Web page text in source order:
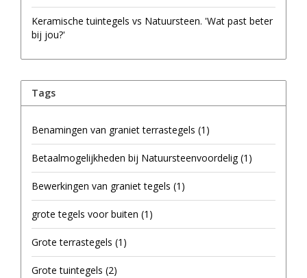
Keramische tuintegels vs Natuursteen. 'Wat past beter
bij jou?'
Tags
Benamingen van graniet terrastegels (1)
Betaalmogelijkheden bij Natuursteenvoordelig(1)
Bewerkingen van graniet tegels (1)
grote tegels voor buiten (1)
Grote terrastegels (1)
Grote tuintegels (2)